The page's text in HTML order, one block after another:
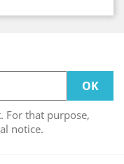
For that purpose,
notice.